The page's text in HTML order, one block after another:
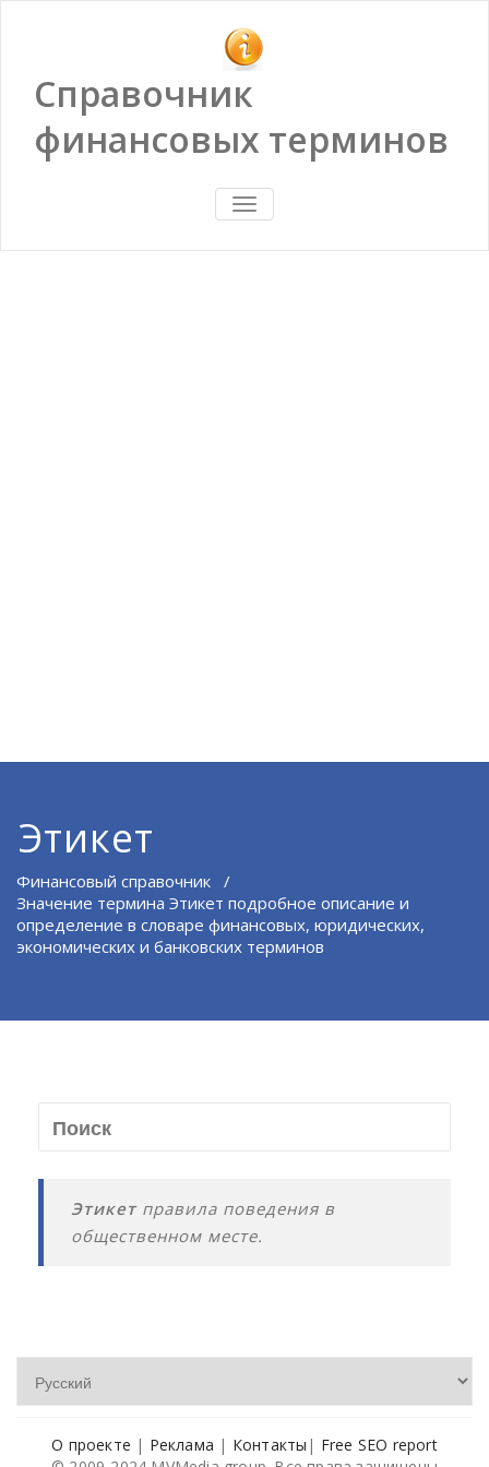
Справочник
финансовых терминов
ПОКАЗАТЬ/
СКРЫТЬ
Этикет
Финансовый справочник /
Значение термина Этикет подробное описание и
определение в словаре финансовых, юридических,
экономических и банковских терминов
Этикетправила поведения в
общественном месте.
О проекте | Реклама | Контакты | Free SEO report